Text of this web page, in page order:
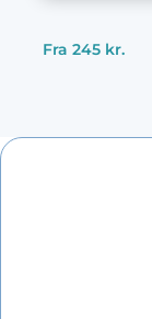
Fra245 kr.